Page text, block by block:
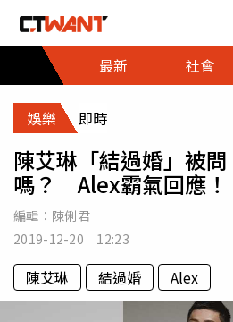
最新
社會
娛樂 即時
陳艾琳「結過婚」被
嗎？ Alex霸氣回應！
編輯： 陳俐君
2019-12-20 12:23
陳艾琳 結過婚 Alex